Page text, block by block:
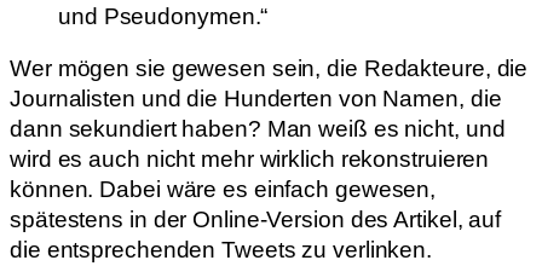
und Pseudonymen.“
Wer mögen sie gewesen sein, die Redakteure, die
Journalisten und die Hunderten von Namen, die
dann sekundiert haben? Man weiß es nicht, und
wird es auch nicht mehr wirklich rekonstruieren
können. Dabei wäre es einfach gewesen,
spätestens in der Online-Version des Artikel, auf
die entsprechenden Tweets zu verlinken.